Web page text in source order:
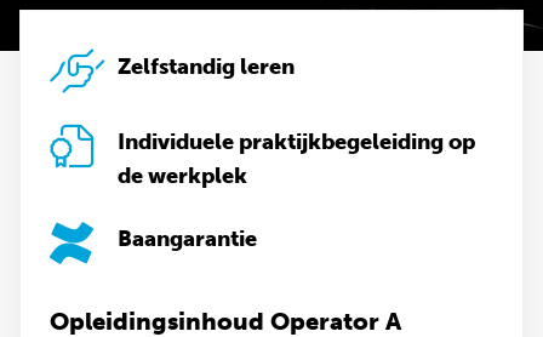
Zelfstandig leren
Individuele praktijkbegeleiding op
de werkplek
Baangarantie
Opleidingsinhoud Operator A